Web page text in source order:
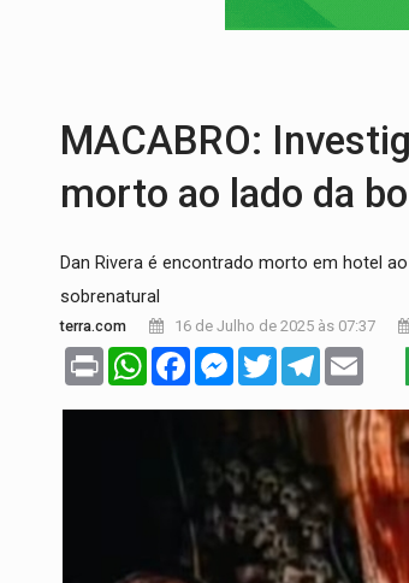
Brasil e
MACABRO:
morto ao lado da
Dan Rivera é encontrado morto em hotel
sobrenatural
terra.com 16 de Julho de 2025 às 07:37
Print WhatsAppFacebookMessenger
TwitterTelegram